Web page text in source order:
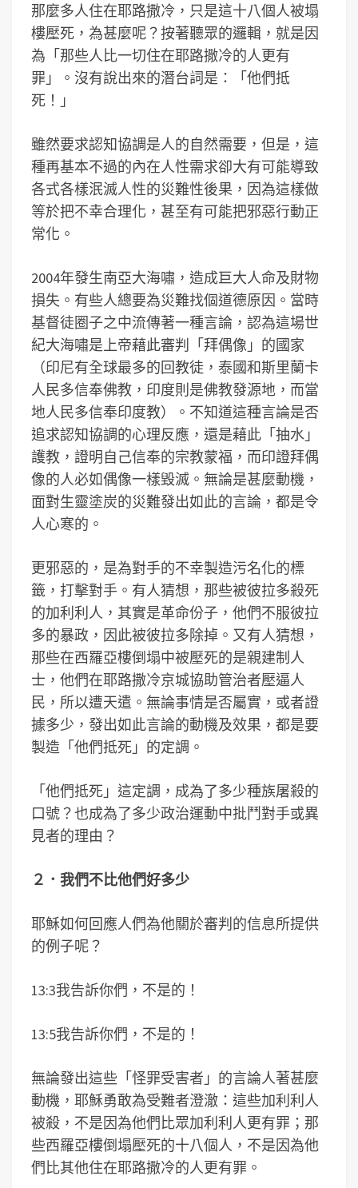
那麼多人住在耶路撒冷，只是這十八個人被塌
樓壓死，為甚麼呢？按著聽眾的邏輯，就是因
為「那些人比一切住在耶路撒冷的人更有
罪」。沒有說出來的潛台詞是：「他們抵
死！」
雖然要求認知協調是人的自然需要，但是，這
種再基本不過的內在人性需求卻大有可能導致
各式各樣泯滅人性的災難性後果，因為這樣做
等於把不幸合理化，甚至有可能把邪惡行動正
常化。
2004年發生南亞大海嘯，造成巨大人命及財物
損失。有些人總要為災難找個道德原因。當時
基督徒圈子之中流傳著一種言論，認為這場世
紀大海嘯是上帝藉此審判「拜偶像」的國家
（印尼有全球最多的回教徒，泰國和斯里蘭卡
人民多信奉佛教，印度則是佛教發源地，而當
地人民多信奉印度教）。不知道這種言論是否
追求認知協調的心理反應，還是藉此「抽水」
護教，證明自己信奉的宗教蒙福，而印證拜偶
像的人必如偶像一樣毀滅。無論是甚麼動機，
面對生靈塗炭的災難發出如此的言論，都是令
人心寒的。
更邪惡的，是為對手的不幸製造污名化的標
籤，打擊對手。有人猜想，那些被彼拉多殺死
的加利利人，其實是革命份子，他們不服彼拉
多的暴政，因此被彼拉多除掉。又有人猜想，
那些在西羅亞樓倒塌中被壓死的是親建制人
士，他們在耶路撒冷京城協助管治者壓逼人
民，所以遭天遣。無論事情是否屬實，或者證
據多少，發出如此言論的動機及效果，都是要
製造「他們抵死」的定調。
「他們抵死」這定調，成為了多少種族屠殺的
口號？也成為了多少政治運動中批鬥對手或異
見者的理由？
２．我們不比他們好多少
耶穌如何回應人們為他關於審判的信息所提供
的例子呢？
13:3我告訴你們，不是的！
13:5我告訴你們，不是的！
無論發出這些「怪罪受害者」的言論人著甚麼
動機，耶穌勇敢為受難者澄澈：這些加利利人
被殺，不是因為他們比眾加利利人更有罪；那
些西羅亞樓倒塌壓死的十八個人，不是因為他
們比其他住在耶路撒冷的人更有罪。